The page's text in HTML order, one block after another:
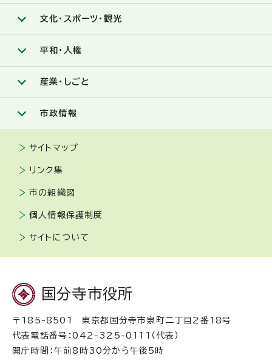
文化・スポーツ・観光
平和・人権
産業・しごと
市政情報
サイトマップ
リンク集
市の組織図
個人情報保護制度
サイトについて
国分寺市役所
〒185-8501 東京都国分寺市泉町二丁目2番18号
代表電話番号：042-325-0111（代表）
開庁時間：午前8時30分から午後5時